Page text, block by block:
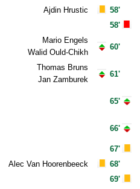
Ajdin Hrustic
Mario Engels
Walid Ould-Chikh
Thomas Bruns
Jan Zamburek
Alec Van Hoorenbeeck
58'
58'
60'
61'
65'
66'
67'
68'
69'